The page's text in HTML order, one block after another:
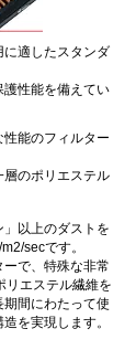
に適したスタンダ
性能を備えてい
能のフィルター
層のポリエステル
以上のダストを
secです。
で、特殊な非常
リエステル繊維を
間にわたって使
を実現します。